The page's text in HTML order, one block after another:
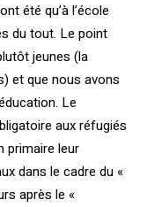
été qu’à l’école
du tout. Le point
jeunes (la
et que nous avons
Le
aux réfugiés
primaire leur
dans le cadre du «
après le «